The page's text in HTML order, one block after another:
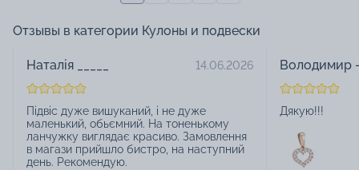
Отзывы в категории Кулоны и подвески
Наталія _____ 14.06.2026
Підвіс дуже вишуканий, і не дуже
маленький, обьємний. На тоненькому
ланчужку виглядає красиво. Замовлення
в магази прийшло бистро, на наступний
день. Рекомендую.
Володимир
Дякую!!!